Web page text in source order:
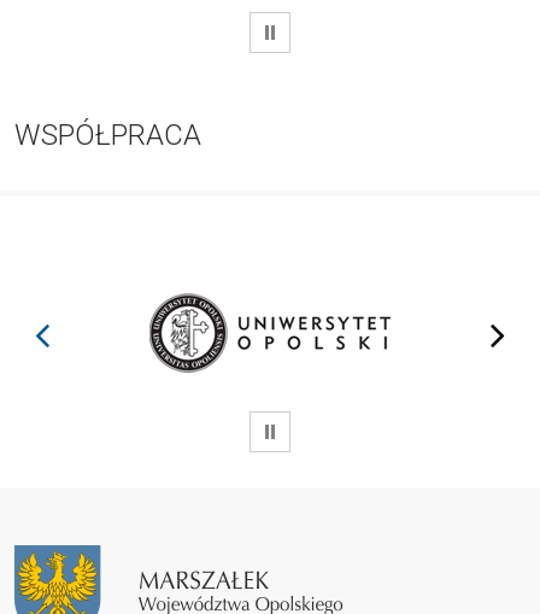
WSTRZYMAJ
WSPÓŁPRACA
prev next
WSTRZYMAJ